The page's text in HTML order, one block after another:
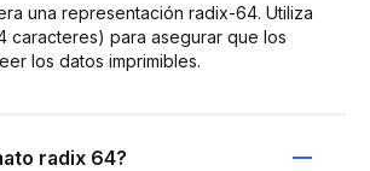
una representación radix-64. Utiliza
caracteres) para asegurar que los
los datos imprimibles.
radix 64?